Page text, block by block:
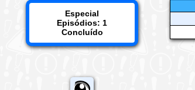
Especial
Episódios: 1
Concluído